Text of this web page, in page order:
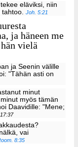
eläviksi, niin
tahtoo.Joh. 5:21
ja häneen me
vielä
ja Seenin välille
"Tähän asti on
minut
myös tämän
Daavidille: "Mene;
vai
8:35